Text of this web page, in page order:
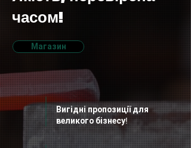
часом!
Магазин
Вигідні пропозиції для
великого бізнесу!